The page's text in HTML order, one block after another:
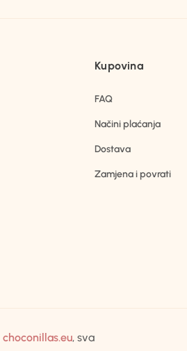
Kupovina
FAQ
Načini plaćanja
Dostava
Zamjena i povrati
choconillas.eu, sva